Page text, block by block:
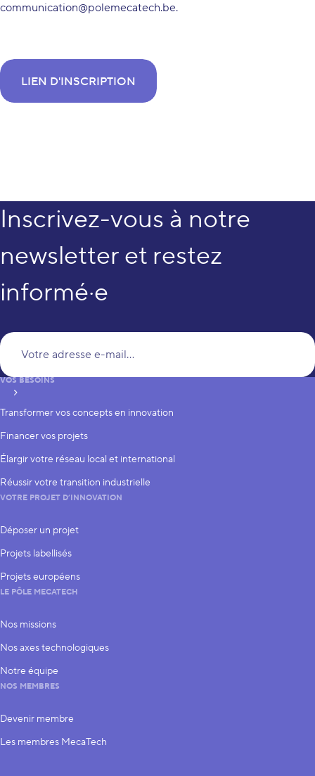
communication@polemecatech.be.
LIEN D'INSCRIPTION
Inscrivez-vous à notre
newsletter et restez
informé·e
S’inscrire
VOS BESOINS
Transformer vos concepts en innovation
Financer vos projets
Élargir votre réseau local et international
Réussir votre transition industrielle
VOTRE PROJET D’INNOVATION
Déposer un projet
Projets labellisés
Projets européens
LE PÔLE MECATECH
Nos missions
Nos axes technologiques
Notre équipe
NOS MEMBRES
Devenir membre
Les membres MecaTech